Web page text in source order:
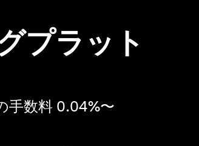
プラット
手数料 0.04%〜